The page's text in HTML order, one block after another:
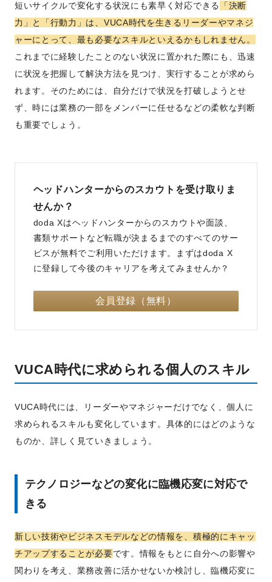
短いサイクルで変化する状況にも素早く対応できる
「決断
力」と「行動力」は、VUCA時代を生きるリーダーやマネジ
ャーにとって、最も必要なスキルといえるかもしれません。
これまでに経験したことのない状況に置かれた際にも、迅速
に状況を把握して解決方法を見つけ、実行することが求めら
れます。そのためには、自分だけで状況を打破しようとせ
ず、時には業務の一部をメンバーに任せるなどの柔軟な判断
も重要でしょう。
ヘッドハンターからのスカウトを受け取りま
せんか？
doda Xはヘッドハンターからのスカウトや面談、
書類サポートなど転職が決まるまでのすべてのサー
ビスが無料でご利用いただけます。まずはdoda X
に登録して今後のキャリアを考えてみませんか？
会員登録（無料）
VUCA時代に求められる個人のスキル
VUCA時代には、リーダーやマネジャーだけでなく、個人に
求められるスキルも変化しています。具体的にはどのような
ものか、詳しく見ていきましょう。
テクノロジーなどの変化に臨機応変に対応で
きる
新しい技術やビジネスモデルなどの情報を、積極的にキャッ
チアップすることが必要です。情報をもとに自分への影響や
関わりを考え、業務改善に活かせないか検討し、臨機応変に